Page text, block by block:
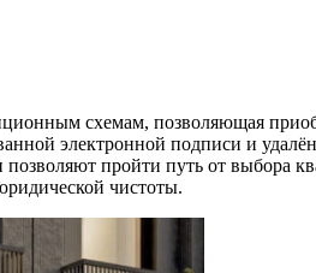
схемам, позволяющая
электронной подписи и
пройти путь от выбора
чистоты.